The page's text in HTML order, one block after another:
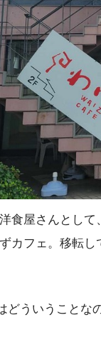
食屋さんとし
カフェ。移転し
どういうことな